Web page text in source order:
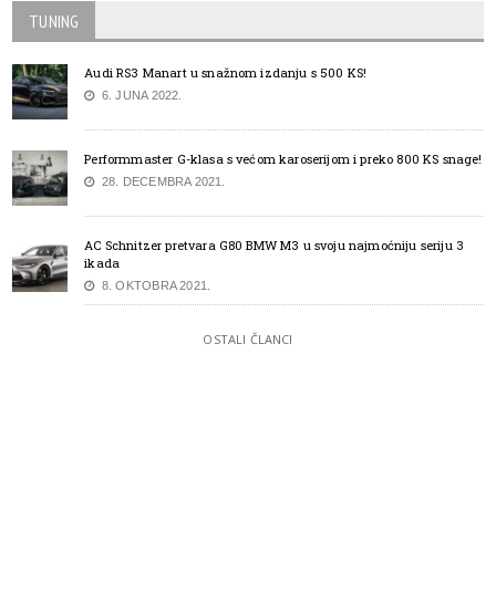
TUNING
Audi RS3 Manart u snažnom izdanju s 500 KS!
6. JUNA 2022.
Performmaster G-klasa s većom karoserijom i preko 800 KS snage!
28. DECEMBRA 2021.
AC Schnitzer pretvara G80 BMW M3 u svoju najmoćniju seriju 3
ikada
8. OKTOBRA 2021.
OSTALI ČLANCI